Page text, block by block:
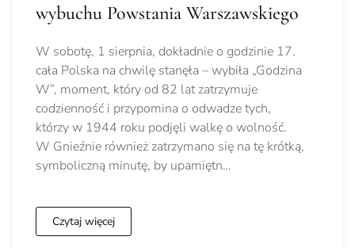
wybuchu Powstania Warszawskiego
W sobotę, 1 sierpnia, dokładnie o godzinie 17.
cała Polska na chwilę stanęła – wybiła „Godzina
W”, moment, który od 82 lat zatrzymuje
codzienność i przypomina o odwadze tych,
którzy w 1944 roku podjęli walkę o wolność.
W Gnieźnie również zatrzymano się na tę krótką,
symboliczną minutę, by upamiętn…
Czytaj więcej